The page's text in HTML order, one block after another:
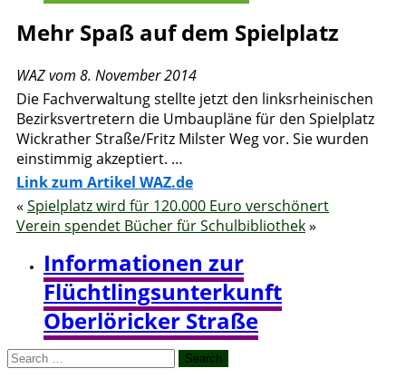
Mehr Spaß auf dem Spielplatz
WAZ vom 8. November 2014
Die Fachverwaltung stellte jetzt den linksrheinischen
Bezirksvertretern die Umbaupläne für den Spielplatz
Wickrather Straße/Fritz Milster Weg vor. Sie wurden
einstimmig akzeptiert. …
Link zum Artikel WAZ.de
« Spielplatz wird für 120.000 Euro verschönert
Verein spendet Bücher für Schulbibliothek»
Informationen zur
Flüchtlingsunterkunft
Oberlöricker Straße
Search